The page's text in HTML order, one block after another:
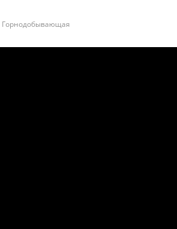
Горнодобывающая